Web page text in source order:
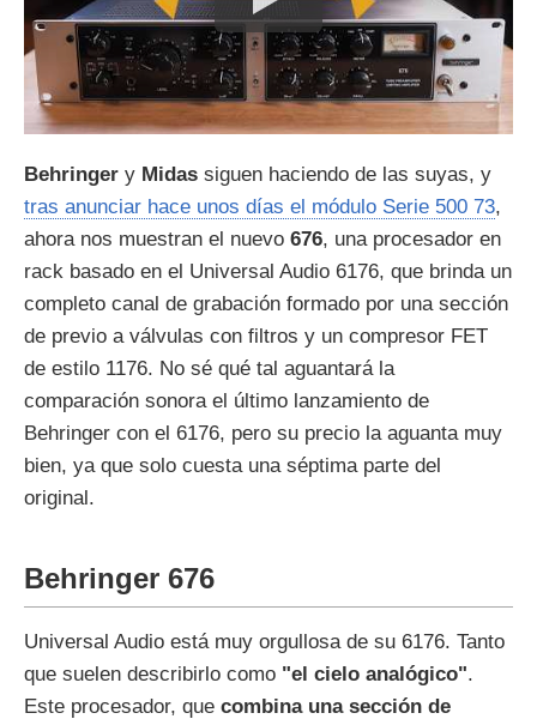
Behringer y Midas siguen haciendo de las suyas, y
tras anunciar hace unos días el módulo Serie 500 73,
ahora nos muestran el nuevo 676, una procesador en
rack basado en el Universal Audio 6176, que brinda un
completo canal de grabación formado por una sección
de previo a válvulas con filtros y un compresor FET
de estilo 1176. No sé qué tal aguantará la
comparación sonora el último lanzamiento de
Behringer con el 6176, pero su precio la aguanta muy
bien, ya que solo cuesta una séptima parte del
original.
Behringer 676
Universal Audio está muy orgullosa de su 6176. Tanto
que suelen describirlo como "el cielo analógico".
Este procesador, que combina una sección de